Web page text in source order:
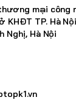
mại công
KHĐT TP. Hà Nội
Nghị, Hà Nội